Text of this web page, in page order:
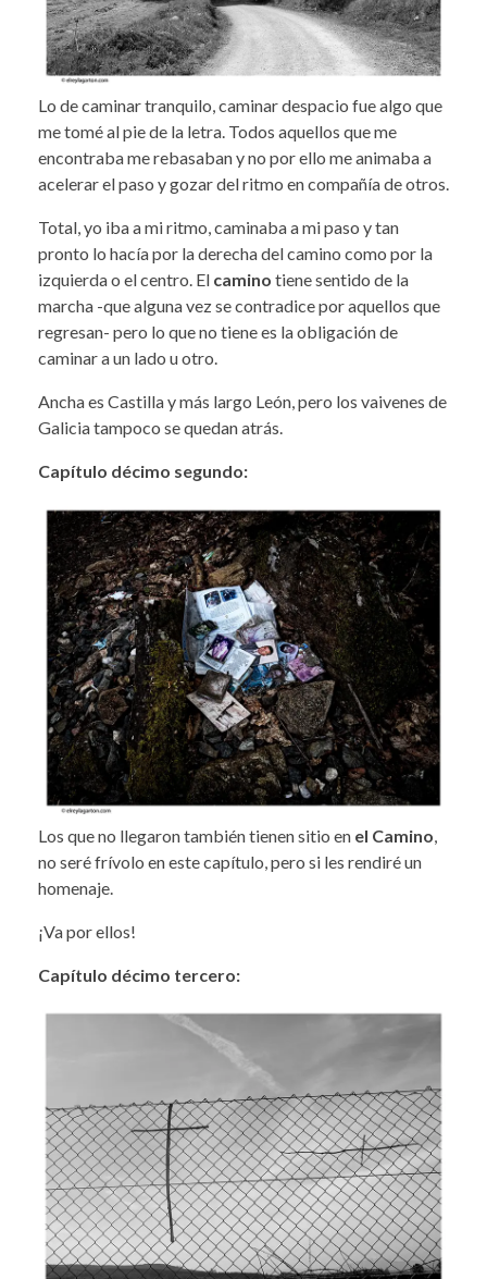
Lo de caminar tranquilo, caminar despacio fue algo que
me tomé al pie de la letra. Todos aquellos que me
encontraba me rebasaban y no por ello me animaba a
acelerar el paso y gozar del ritmo en compañía de otros.
Total, yo iba a mi ritmo, caminaba a mi paso y tan
pronto lo hacía por la derecha del camino como por la
izquierda o el centro. El camino tiene sentido de la
marcha -que alguna vez se contradice por aquellos que
regresan- pero lo que no tiene es la obligación de
caminar a un lado u otro.
Ancha es Castilla y más largo León, pero los vaivenes de
Galicia tampoco se quedan atrás.
Capítulo décimo segundo:
Los que no llegaron también tienen sitio en el Camino,
no seré frívolo en este capítulo, pero si les rendiré un
homenaje.
¡Va por ellos!
Capítulo décimo tercero: